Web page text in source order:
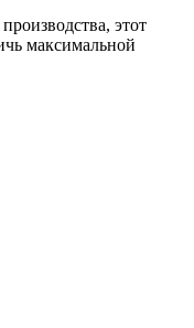
этот
максимальной